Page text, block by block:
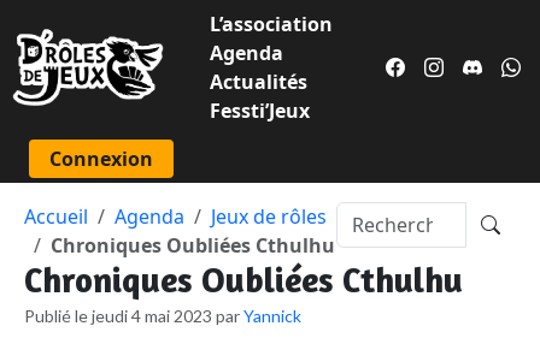
L’association
Agenda
Actualités
Fessti’Jeux
Connexion
Accueil Agenda
Jeux de rôles
Chroniques Oubliées Cthulhu
Chroniques Oubliées Cthulhu
Publié le jeudi 4 mai 2023 parYannick